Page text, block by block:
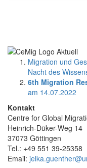
Migration und
Nacht des
6th Migration
am 14.07.2022
Kontakt
Centre for Global
Heinrich-Düker-Weg 14
37073 Göttingen
Tel.: +49 551 39-25358
Email: